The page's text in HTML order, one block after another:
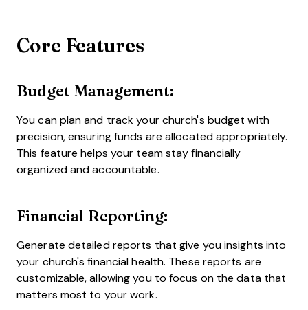
Core Features
Budget Management:
You can plan and track your church's budget with
precision, ensuring funds are allocated appropriately.
This feature helps your team stay financially
organized and accountable.
Financial Reporting:
Generate detailed reports that give you insights into
your church's financial health. These reports are
customizable, allowing you to focus on the data that
matters most to your work.